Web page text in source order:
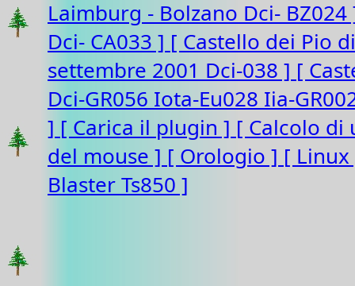
Laimburg - Bolzano Dci-
Dci- CA033 ] [ Castello dei Pio
settembre 2001 Dci-038 ] [
Dci-GR056 Iota-Eu028 Iia-
] [ Carica il plugin ] [ Calcolo
del mouse ] [ Orologio ] [
Blaster Ts850 ]